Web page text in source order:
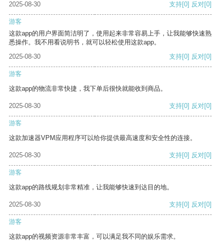
2025-08-30
支持[0] 反对[0]
游客
这款app的用户界面简洁明了，使用起来非常容易上手，让我能够快速熟
悉操作。我不用看说明书，就可以轻松使用这款app。
2025-08-30
支持[0] 反对[0]
游客
这款app的物流非常快捷，我下单后很快就能收到商品。
2025-08-30 支持[0] 反对[0]
游客
这款加速器VPM应用程序可以给你提供最高速度和安全性的连接。
2025-08-30 支持[0] 反对[0]
游客
这款app的路线规划非常精准，让我能够快速到达目的地。
2025-08-30 支持[0] 反对[0]
游客
这款app的视频资源非常丰富，可以满足我不同的娱乐需求。